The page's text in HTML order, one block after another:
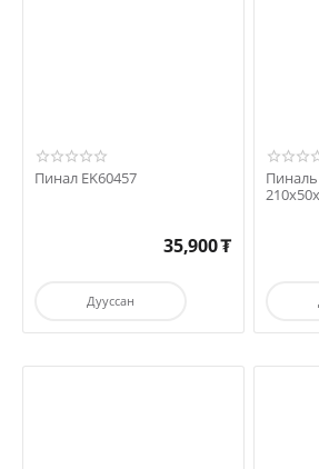
Пинал EK60457
35,900₮
Дууссан
Пиналь